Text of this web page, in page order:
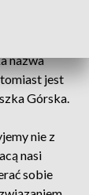
nazwa
jest
Górska.
nie z
nasi
sobie